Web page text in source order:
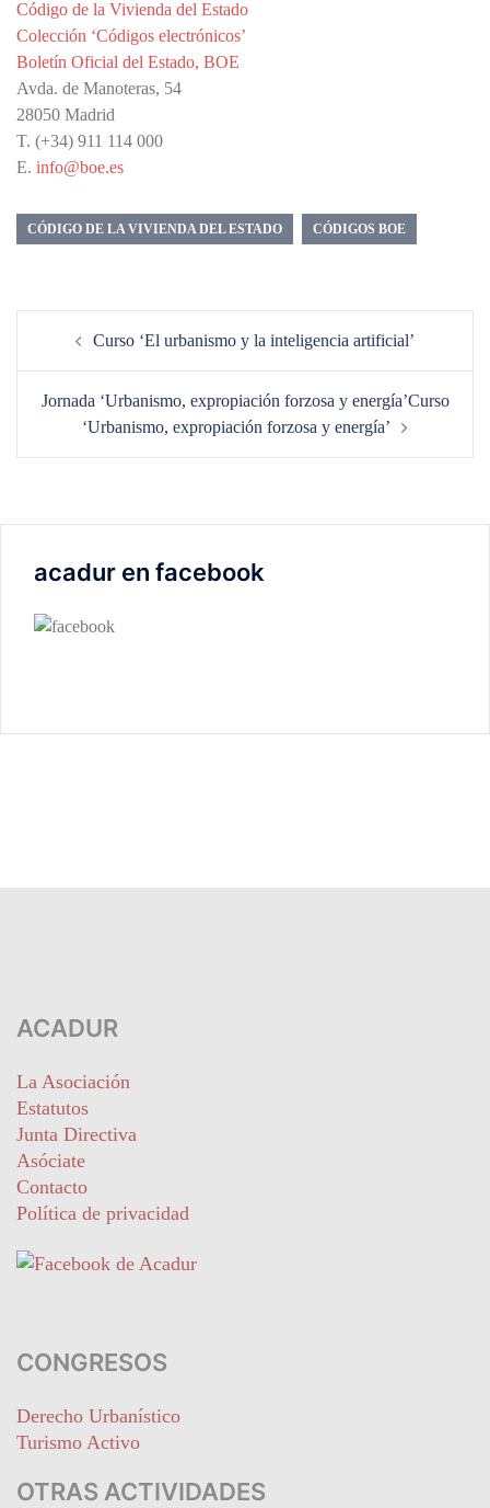
Código de la Vivienda del Estado
Colección ‘Códigos electrónicos’
Boletín Oficial del Estado, BOE
Avda. de Manoteras, 54
28050 Madrid
T. (+34) 911 114 000
E. info@boe.es
CÓDIGO DE LA VIVIENDA DEL ESTADO CÓDIGOS BOE
Curso ‘El urbanismo y la inteligencia artificial’
Jornada ‘Urbanismo, expropiación forzosa y energía’Curso
‘Urbanismo, expropiación forzosa y energía’
acadur en facebook
ACADUR
La Asociación
Estatutos
Junta Directiva
Asóciate
Contacto
Política de privacidad
CONGRESOS
Derecho Urbanístico
Turismo Activo
OTRAS ACTIVIDADES